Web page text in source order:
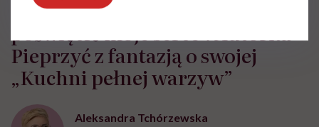
Przygotowując jedzenie, chcę
poświęcić moje serce”. Autorka
Pieprzyć z fantazją o swojej
„Kuchni pełnej warzyw”
Aleksandra Tchórzewska